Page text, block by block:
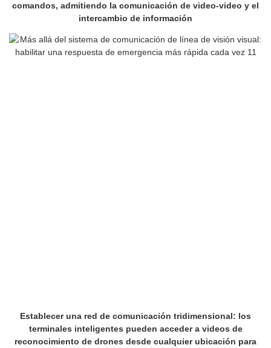
comandos, admitiendo la comunicación de video-video y el
intercambio de información
Establecer una red de comunicación tridimensional: los
terminales inteligentes pueden acceder a videos de
reconocimiento de drones desde cualquier ubicación para